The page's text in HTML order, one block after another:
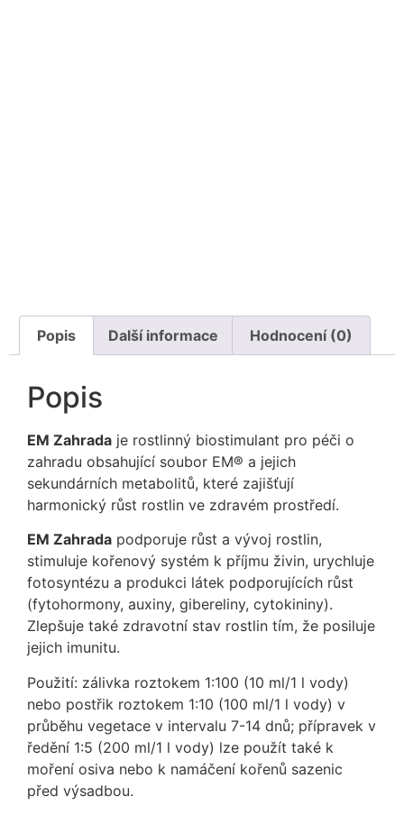
Popis Další informace Hodnocení (0)
Popis
EM Zahrada je rostlinný biostimulant pro péči o
zahradu obsahující soubor EM® a jejich
sekundárních metabolitů, které zajišťují
harmonický růst rostlin ve zdravém prostředí.
EM Zahrada podporuje růst a vývoj rostlin,
stimuluje kořenový systém k příjmu živin, urychluje
fotosyntézu a produkci látek podporujících růst
(fytohormony, auxiny, gibereliny, cytokininy).
Zlepšuje také zdravotní stav rostlin tím, že posiluje
jejich imunitu.
Použití: zálivka roztokem 1:100 (10 ml/1 l vody)
nebo postřik roztokem 1:10 (100 ml/1 l vody) v
průběhu vegetace v intervalu 7-14 dnů; přípravek v
ředění 1:5 (200 ml/1 l vody) lze použít také k
moření osiva nebo k namáčení kořenů sazenic
před výsadbou.